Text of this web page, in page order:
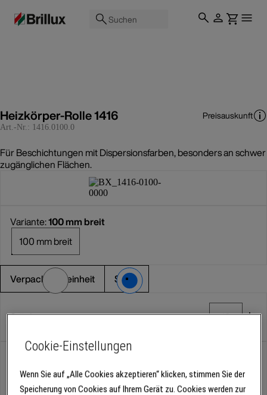
Suchen
Heizkörper-Rolle 1416
Art.-Nr.: 1416.0100.0
Preisauskunft
Für Beschichtungen mit Dispersionsfarben, besonders an schwer
zugänglichen Flächen.
Variante:100 mm breit
100 mm breit
Verpackungseinheit Stück
Stück
Für Verfügbarkeiten bitte anmelden
Cookie-Einstellungen
Wenn Sie auf „Alle Cookies akzeptieren“ klicken, stimmen Sie der
Speicherung von Cookies auf Ihrem Gerät zu. Cookies werden zur